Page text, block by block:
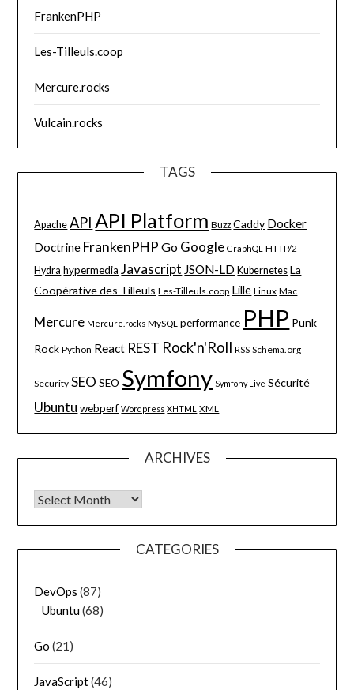
FrankenPHP
Les-Tilleuls.coop
Mercure.rocks
Vulcain.rocks
TAGS
Apache API API Platform Buzz Caddy Docker
Doctrine FrankenPHP Go Google GraphQL HTTP/2
Hydra hypermedia Javascript JSON-LD Kubernetes La
Coopérative des Tilleuls Les-Tilleuls.coop Lille Linux Mac
Mercure Mercure.rocks MySQL performance PHP Punk
Rock Python React REST Rock'n'Roll RSS Schema.org
Security SEO SEO Symfony Symfony Live Sécurité
Ubuntu webperf Wordpress XHTML XML
ARCHIVES
Archives
CATEGORIES
DevOps (87)
Ubuntu(68)
Go (21)
JavaScript(46)